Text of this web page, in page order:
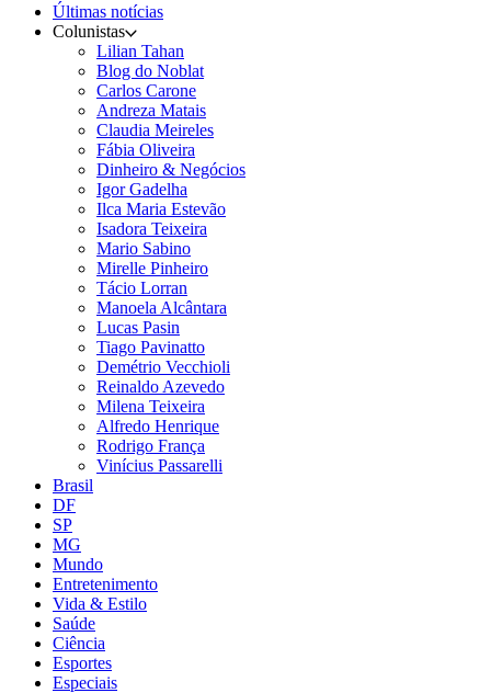
Últimas notícias
Colunistas
Lilian Tahan
Blog do Noblat
Carlos Carone
Andreza Matais
Claudia Meireles
Fábia Oliveira
Dinheiro & Negócios
Igor Gadelha
Ilca Maria Estevão
Isadora Teixeira
Mario Sabino
Mirelle Pinheiro
Tácio Lorran
Manoela Alcântara
Lucas Pasin
Tiago Pavinatto
Demétrio Vecchioli
Reinaldo Azevedo
Milena Teixeira
Alfredo Henrique
Rodrigo França
Vinícius Passarelli
Brasil
DF
SP
MG
Mundo
Entretenimento
Vida & Estilo
Saúde
Ciência
Esportes
Especiais